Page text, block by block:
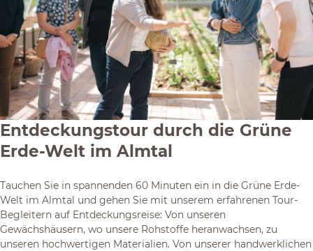
Entdeckungstour durch die Grüne
Erde-Welt im Almtal
Tauchen Sie in spannenden 60 Minuten ein in die Grüne Erde-
Welt im Almtal und gehen Sie mit unserem erfahrenen Tour-
Begleitern auf Entdeckungsreise: Von unseren
Gewächshäusern, wo unsere Rohstoffe heranwachsen, zu
unseren hochwertigen Materialien. Von unserer handwerklichen